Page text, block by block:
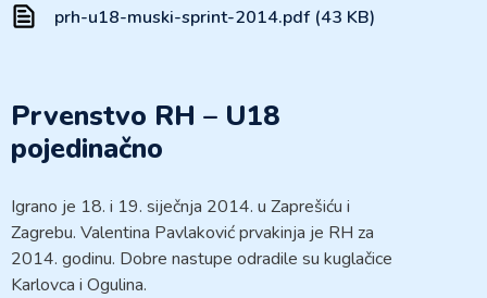
prh-u18-muski-sprint-2014.pdf (43 KB)
Prvenstvo RH – U18
pojedinačno
Igrano je 18. i 19. siječnja 2014. u Zaprešiću i
Zagrebu. Valentina Pavlaković prvakinja je RH za
2014. godinu. Dobre nastupe odradile su kuglačice
Karlovca i Ogulina.